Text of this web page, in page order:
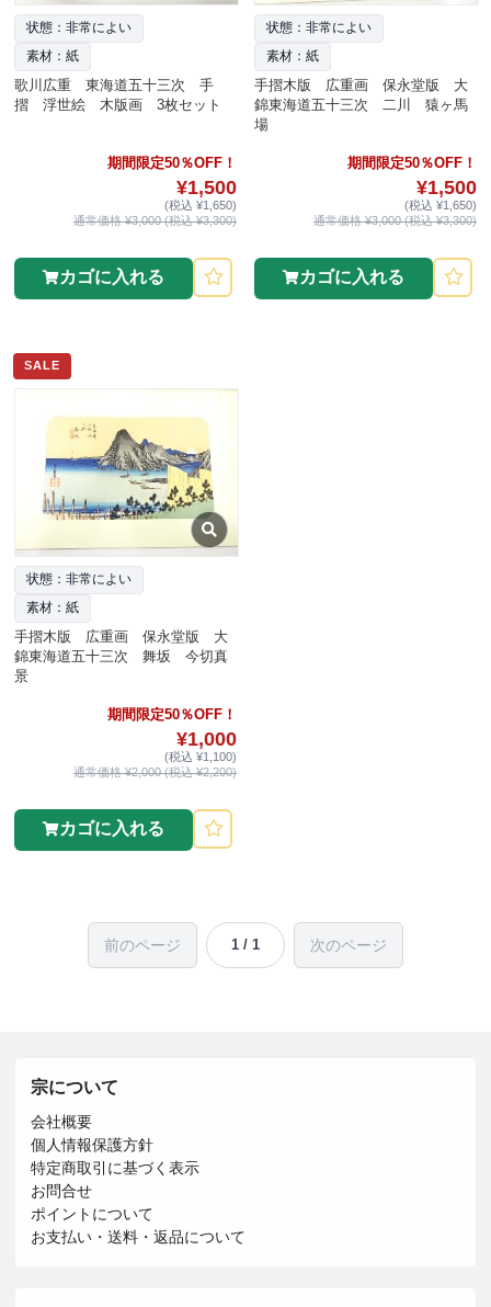
状態：非常によい
素材：紙
歌川広重 東海道五十三次 手
摺 浮世絵 木版画 3枚セット
期間限定50％OFF！
¥1,500
(税込 ¥1,650)
通常価格 ¥3,000 (税込 ¥3,300)
カゴに入れる
状態：非常によい
素材：紙
手摺木版 広重画 保永堂版 大
錦東海道五十三次 二川 猿ヶ馬
場
期間限定50％OFF！
¥1,500
(税込 ¥1,650)
通常価格 ¥3,000 (税込 ¥3,300)
カゴに入れる
SALE
状態：非常によい
素材：紙
手摺木版 広重画 保永堂版 大
錦東海道五十三次 舞坂 今切真
景
期間限定50％OFF！
¥1,000
(税込 ¥1,100)
通常価格 ¥2,000 (税込 ¥2,200)
カゴに入れる
前のページ 1 / 1 次のページ
宗について
会社概要
個人情報保護方針
特定商取引に基づく表示
お問合せ
ポイントについて
お支払い・送料・返品について